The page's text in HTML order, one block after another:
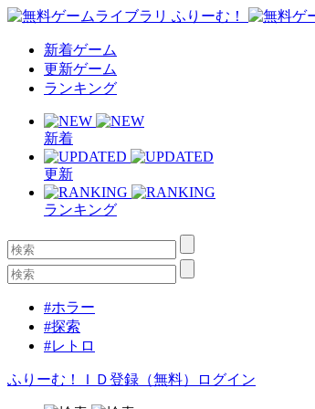
新着ゲーム
更新ゲーム
ランキング
新着
更新
ランキング
#ホラー
#探索
#レトロ
ふりーむ！ＩＤ登録（無料） ログイン